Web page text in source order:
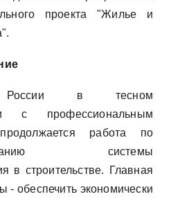
проекта "Жилье и
России в тесном
с профессиональным
работа по
системы
в строительстве. Главная
- обеспечить экономически